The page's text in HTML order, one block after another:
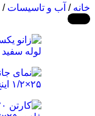
خانه/ آب و تاسیسات/
-23%